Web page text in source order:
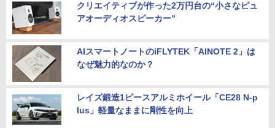
クリエイティブが作った2万円台の“小さなピュ
アオーディオスピーカー”
AIスマートノートのiFLYTEK「AINOTE 2」は
なぜ魅力的なのか？
レイズ鍛造1ピースアルミホイール「CE28 N-p
lus」軽量なままに剛性を向上